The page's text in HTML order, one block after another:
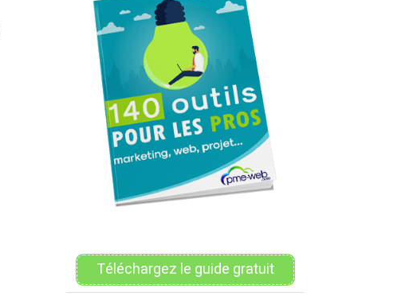
Téléchargez le guide gratuit